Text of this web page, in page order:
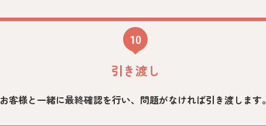
10
引き渡し
お客様と一緒に最終確認を行い、問題がなければ引き渡します。